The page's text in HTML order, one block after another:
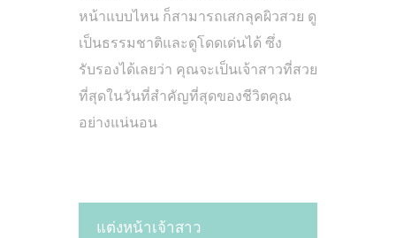
หน้าแบบไหน ก็สามารถเสกลุคผิวสวย ดู
เป็นธรรมชาติและดูโดดเด่นได้ ซึ่ง
รับรองได้เลยว่า คุณจะเป็นเจ้าสาวที่สวย
ที่สุดในวันที่สำคัญที่สุดของชีวิตคุณ
อย่างแน่นอน
แต่งหน้าเจ้าสาว